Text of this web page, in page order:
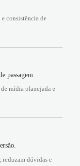
consistência de
passagem.
mídia planejada e
reduzam dúvidas e